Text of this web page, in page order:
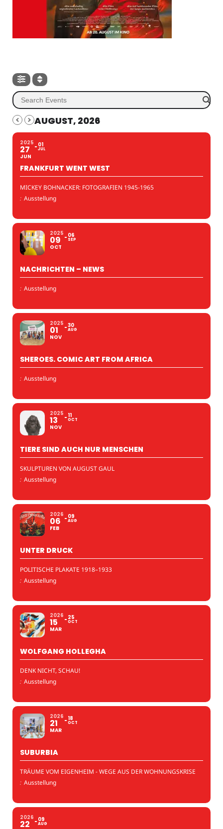
AUGUST, 2026
2025
27
JUN
01
JUL
FRANKFURT WENT WEST
MICKEY BOHNACKER: FOTOGRAFIEN 1945-1965
: Ausstellung
2025
09
OCT
06
SEP
NACHRICHTEN – NEWS
: Ausstellung
2025
01
NOV
30
AUG
SHEROES. COMIC ART FROM AFRICA
: Ausstellung
2025
13
NOV
11
OCT
TIERE SIND AUCH NUR MENSCHEN
SKULPTUREN VON AUGUST GAUL
: Ausstellung
2026
06
FEB
09
AUG
UNTER DRUCK
POLITISCHE PLAKATE 1918–1933
: Ausstellung
2026
15
MAR
25
OCT
WOLFGANG HOLLEGHA
DENK NICHT, SCHAU!
: Ausstellung
2026
21
MAR
18
OCT
SUBURBIA
TRÄUME VOM EIGENHEIM - WEGE AUS DER WOHNUNGSKRISE
: Ausstellung
2026
22 09
AUG